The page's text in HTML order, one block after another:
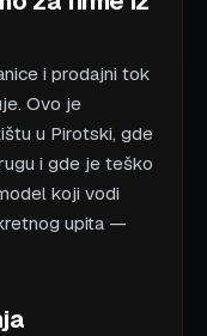
i prodajni tok
Ovo je
u Pirotski, gde
i gde je teško
koji vodi
upita —